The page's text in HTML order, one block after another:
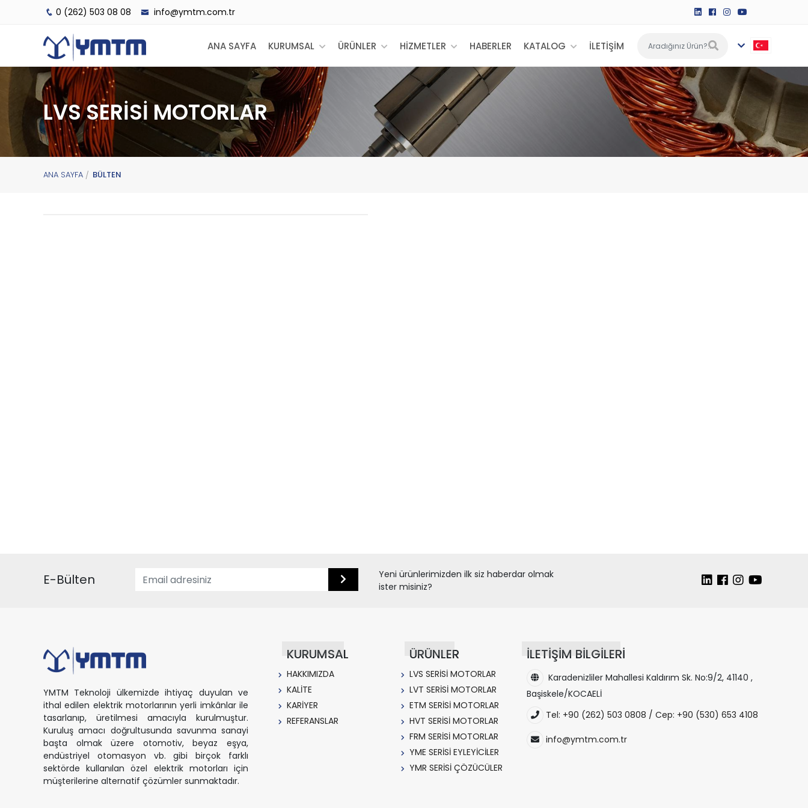
0 (262) 503 08 08 info@ymtm.com.tr
ANA SAYFA KURUMSAL ÜRÜNLER HİZMETLER HABERLER KATALOG İLETİŞİM
LVS SERİSİ MOTORLAR
ANA SAYFA BÜLTEN
E-Bülten
Yeni ürünlerimizden ilk siz haberdar olmak
ister misiniz?
YMTM Teknoloji ülkemizde ihtiyaç duyulan ve
ithal edilen elektrik motorlarının yerli imkânlar ile
tasarlanıp, üretilmesi amacıyla kurulmuştur.
Kuruluş amacı doğrultusunda savunma sanayi
başta olmak üzere otomotiv, beyaz eşya,
endüstriyel otomasyon vb. gibi birçok farklı
sektörde kullanılan özel elektrik motorları için
müşterilerine alternatif çözümler sunmaktadır.
KURUMSAL
HAKKIMIZDA
KALİTE
KARİYER
REFERANSLAR
ÜRÜNLER
LVS SERİSİ MOTORLAR
LVT SERİSİ MOTORLAR
ETM SERİSİ MOTORLAR
HVT SERİSİ MOTORLAR
FRM SERİSİ MOTORLAR
YME SERİSİ EYLEYİCİLER
YMR SERİSİ ÇÖZÜCÜLER
İLETİŞİM BİLGİLERİ
Karadenizliler Mahallesi Kaldırım Sk. No:9/2, 41140 ,
Başiskele/KOCAELİ
Tel: +90 (262) 503 0808 / Cep: +90 (530) 653 4108
info@ymtm.com.tr